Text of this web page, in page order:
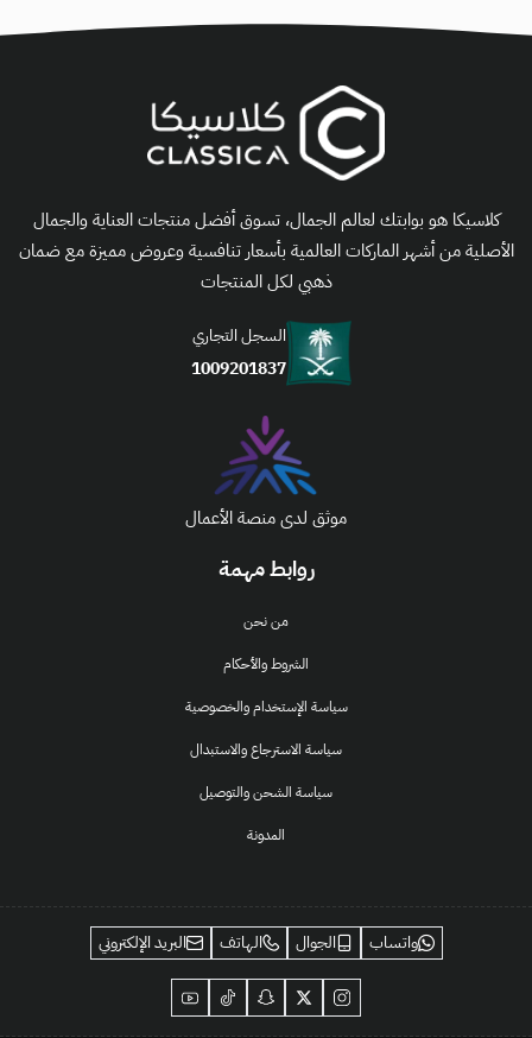
روابط مهمة
من نحن
الشروط والأحكام
سياسة الإستخدام والخصوصية
سياسة الاسترجاع والاستبدال
سياسة الشحن والتوصيل
المدونة
كلاسيكا هو بوابتك لعالم الجمال، تسوق أفضل منتجات العناية والجمال
الأصلية من أشهر الماركات العالمية بأسعار تنافسية وعروض مميزة مع ضمان
ذهبي لكل المنتجات
السجل التجاري
1009201837
موثق لدى منصة الأعمال
واتساب الجوال الهاتف البريد الإلكتروني